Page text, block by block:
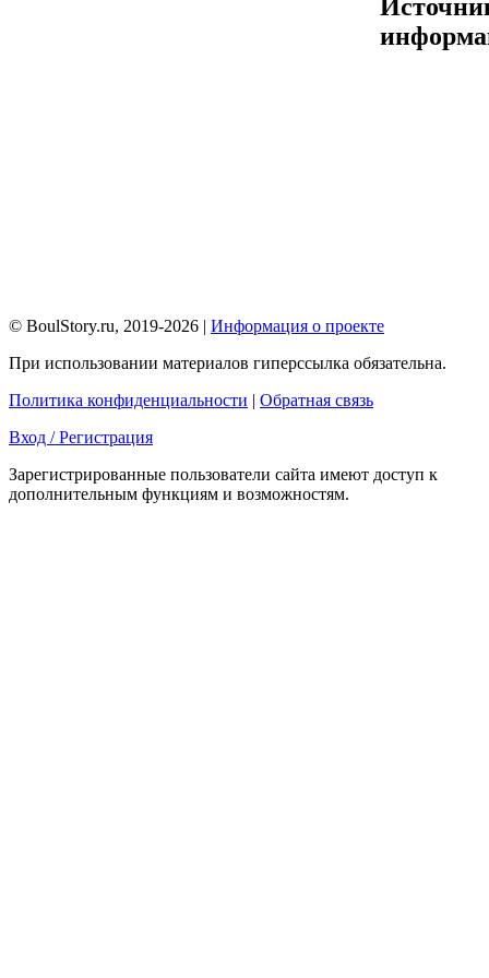
© BoulStory.ru, 2019-2026 | Информация о проекте
При использовании материалов гиперссылка обязательна.
Политика конфиденциальности | Обратная связь
Вход / Регистрация
Зарегистрированные пользователи сайта имеют доступ к
дополнительным функциям и возможностям.